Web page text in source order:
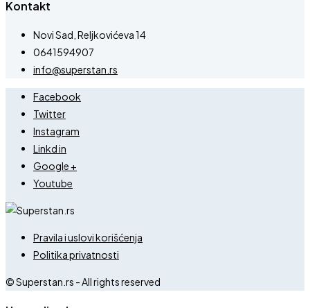
Kontakt
Novi Sad, Reljkovićeva 14
0641594907
info@superstan.rs
Facebook
Twitter
Instagram
Linkd in
Google +
Youtube
Pravila i uslovi korišćenja
Politika privatnosti
© Superstan.rs - All rights reserved